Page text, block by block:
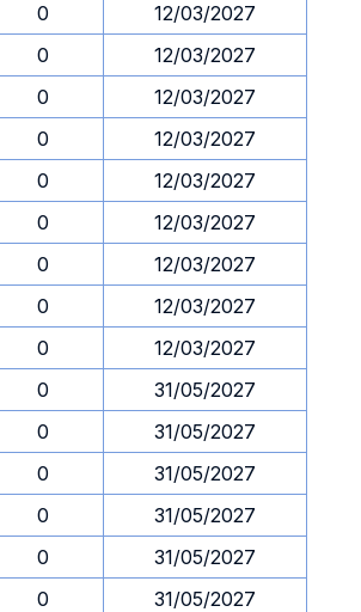
0
12/03/2027
0
12/03/2027
0
12/03/2027
0
12/03/2027
0
12/03/2027
0
12/03/2027
0
12/03/2027
0
12/03/2027
0
12/03/2027
0
31/05/2027
0
31/05/2027
0
31/05/2027
0
31/05/2027
0
31/05/2027
0
31/05/2027